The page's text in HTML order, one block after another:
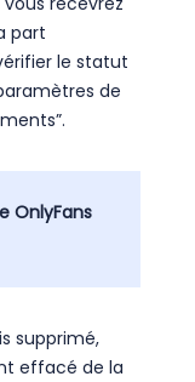
part
le statut
de
OnlyFans
supprimé,
effacé de la